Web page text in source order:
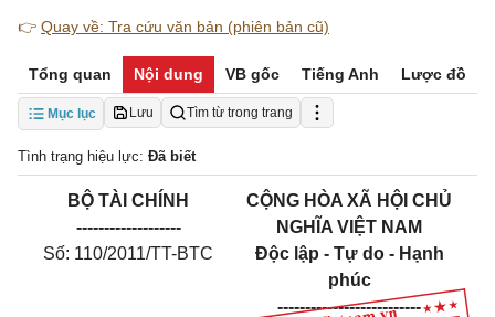
👉 Quay về: Tra cứu văn bản (phiên bản cũ)
Tổng quan Nội dung VB gốc Tiếng Anh Lược đồ
Mục lục Lưu Tìm từ trong trang
Tình trạng hiệu lực: Đã biết
BỘ TÀI CHÍNH
-------------------
Số: 110/2011/TT-BTC
CỘNG HÒA XÃ HỘI CHỦ
NGHĨA VIỆT NAM
Độc lập - Tự do - Hạnh
phúc
--------------------------